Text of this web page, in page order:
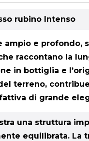
rubino Intenso
ampio e profondo,
raccontano la
in bottiglia e
terreno,
di grande
una struttura
equilibrata. La